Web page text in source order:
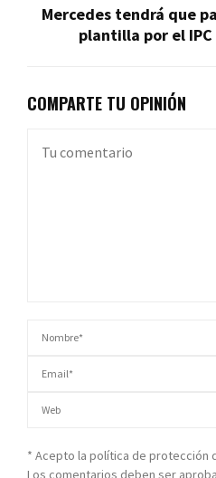
Mercedes tendrá que
plantilla por el
COMPARTE TU OPINIÓN
* Acepto la política de protección
Los comentarios deben ser